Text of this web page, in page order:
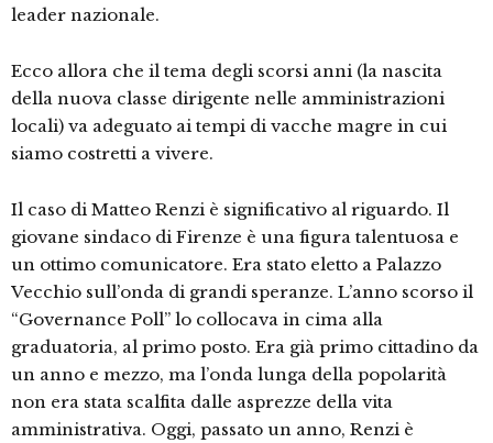
leader nazionale.
Ecco allora che il tema degli scorsi anni (la nascita
della nuova classe dirigente nelle amministrazioni
locali) va adeguato ai tempi di vacche magre in cui
siamo costretti a vivere.
Il caso di Matteo Renzi è significativo al riguardo. Il
giovane sindaco di Firenze è una figura talentuosa e
un ottimo comunicatore. Era stato eletto a Palazzo
Vecchio sull’onda di grandi speranze. L’anno scorso il
“Governance Poll” lo collocava in cima alla
graduatoria, al primo posto. Era già primo cittadino da
un anno e mezzo, ma l’onda lunga della popolarità
non era stata scalfita dalle asprezze della vita
amministrativa. Oggi, passato un anno, Renzi è